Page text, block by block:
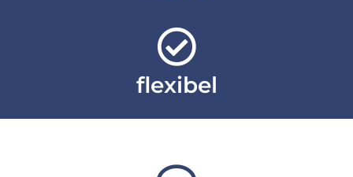
flexibel